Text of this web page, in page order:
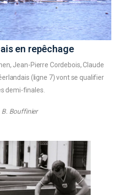
en repêchage
Jean-Pierre Cordebois, Claude
(ligne 7) vont se qualifier
demi-finales.
B. Bouffinier